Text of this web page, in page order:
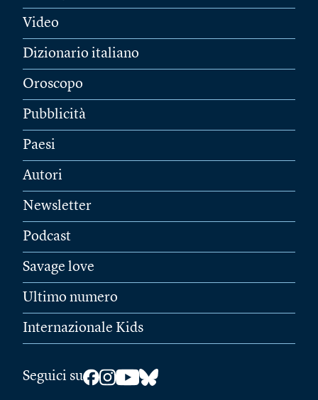
Video
Dizionario italiano
Oroscopo
Pubblicità
Paesi
Autori
Newsletter
Podcast
Savage love
Ultimo numero
Internazionale Kids
Seguici su